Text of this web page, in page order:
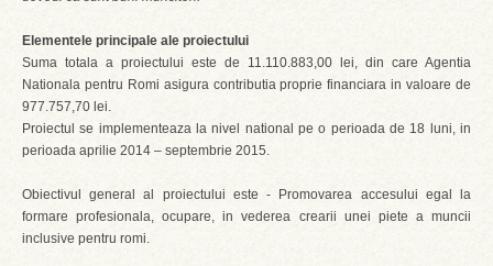
Elementele principale ale proiectului
Suma totala a proiectului este de 11.110.883,00 lei, din care Agentia
Nationala pentru Romi asigura contributia proprie financiara in valoare de
977.757,70 lei.
Proiectul se implementeaza la nivel national pe o perioada de 18 luni, in
perioada aprilie 2014 – septembrie 2015.
Obiectivul general al proiectului este - Promovarea accesului egal la
formare profesionala, ocupare, in vederea crearii unei piete a muncii
inclusive pentru romi.